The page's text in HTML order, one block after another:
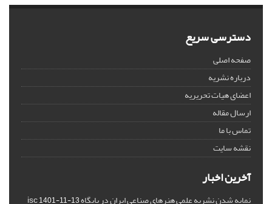
دسترسی سریع
صفحه اصلی
درباره نشریه
اعضای هیات تحریریه
ارسال مقاله
تماس با ما
نقشه سایت
آخرین اخبار
نمایه شدن نشریه علمی هنرهای صناعی ایران در پایگاه isc1401-11-13